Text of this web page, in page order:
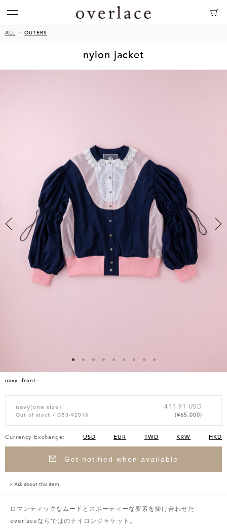
ALL OUTERS
nylon jacket
navy -front-
navy(one size)
Out of stock / O53-92018
411.91 USD
(¥65,000)
Currency Exchange: USD EUR TWD KRW HKD
Get notified when available
Ask about this item
ロマンティックなムードとスポーティーな要素を掛け合わせた
overlaceならではのナイロンジャケット。